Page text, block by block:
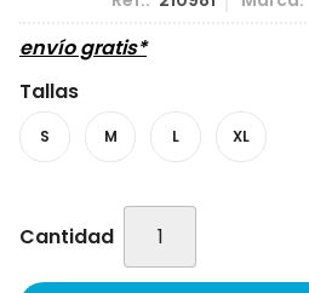
envío gratis*
Tallas
S M L XL
Cantidad